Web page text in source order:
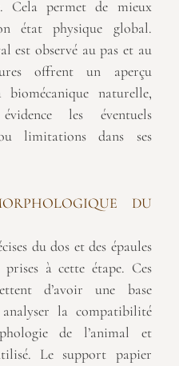
Cela permet de mieux
état physique global.
est observé au pas et au
offrent un aperçu
biomécanique naturelle,
les éventuels
limitations dans ses
DU
du dos et des épaules
à cette étape. Ces
d’avoir une base
la compatibilité
de l’animal et
Le support papier